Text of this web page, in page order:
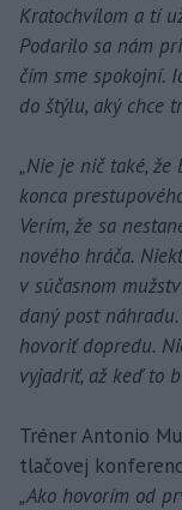
Kratochvílom a tí
Podarilo sa nám
čím sme spokojní.
do štýlu, aký chce
„Nie je nič také,
konca
Verím, že sa
nového hráča.
v súčasnom
daný post
hovoriť dopredu.
vyjadriť, až keď to
Tréner Antonio
tlačovej
„Ako hovorím od